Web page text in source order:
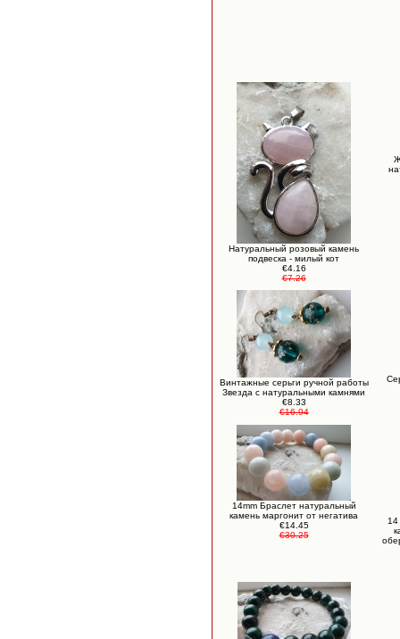
Натуральный розовый камень
подвеска - милый кот
€4.16
€7.26
Винтажные серьги ручной работы
Звезда с натуральными камнями
€8.33
€16.94
14mm Браслет натуральный
камень маргонит от негатива
€14.45
€30.25
14